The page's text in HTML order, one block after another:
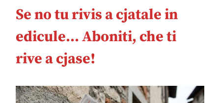
Se no tu rivis a cjatale in
edicule… Aboniti, che ti
rive a cjase!